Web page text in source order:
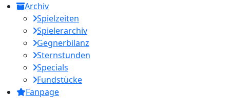
Archiv
Spielzeiten
Spielerarchiv
Gegnerbilanz
Sternstunden
Specials
Fundstücke
Fanpage